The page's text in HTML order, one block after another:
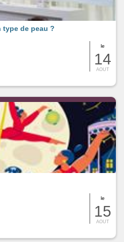
le
14
AOUT
type de peau ?
le
15
AOUT